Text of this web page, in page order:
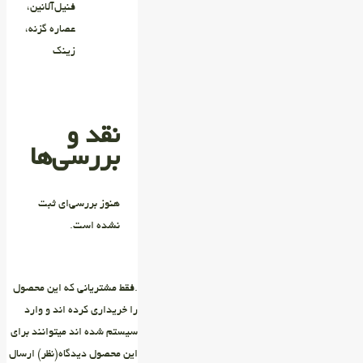
فنیل‌آلانین،
عصاره گزنه،
زینک
نقد و
بررسی‌ها
هنوز بررسی‌ای ثبت
نشده است.
.فقط مشتریانی که این محصول
را خریداری کرده اند و وارد
سیستم شده اند میتوانند برای
این محصول دیدگاه(نظر) ارسال